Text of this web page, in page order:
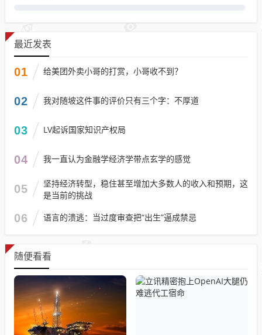
最近发表
01 给美团外卖小哥的打赏，小哥收不到？
02 我对随坡这件事的评价只有三个字：不厚道
03 LV起诉国家知识产权局
04 我一直认为金融学经济学带点玄学的感觉
05
坚持经济转型，稳住甚至增加大多数人的收入和预期，这
是当前的挑战
06 语言的溃逃：当过度审查把“出生”逼成禁忌
随便看看